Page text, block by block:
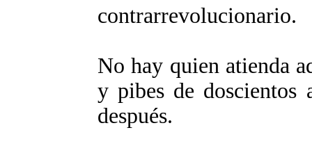
contrarrevolucionario.
No hay quien atienda
y pibes de doscientos
después.